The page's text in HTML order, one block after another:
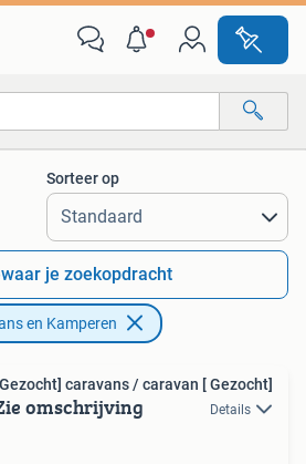
afstanden…
Sorteer op
je zoekopdracht
en Kamperen
caravans / caravan [ Gezocht]
omschrijving Details